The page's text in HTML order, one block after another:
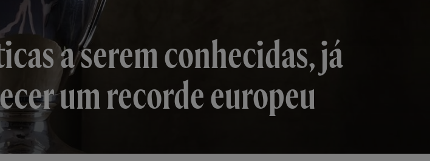
a serem conhecidas, já
um recorde europeu